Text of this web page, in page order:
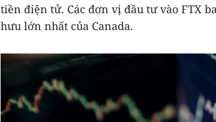
tiền điện tử. Các đơn vị đầu tư vào FTX
hưu lớn nhất của Canada.